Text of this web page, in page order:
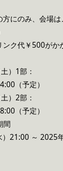
にのみ、会場は
ク代￥500がか
）1部：
（予定）
）2部：
（予定）
間
21:00 ～ 2025